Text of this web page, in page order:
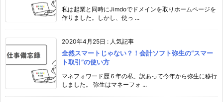
私は起業と同時にJimdoでドメインを取りホームページを
作りました。しかし、使っ ...
2020年4月25日 : 人気記事
全然スマートじゃない？！会計ソフト弥生の“スマー
ト取引”の使い方
マネフォワード歴６年の私、訳あって今年から弥生に移行
しました。 弥生はマネーフォ ...